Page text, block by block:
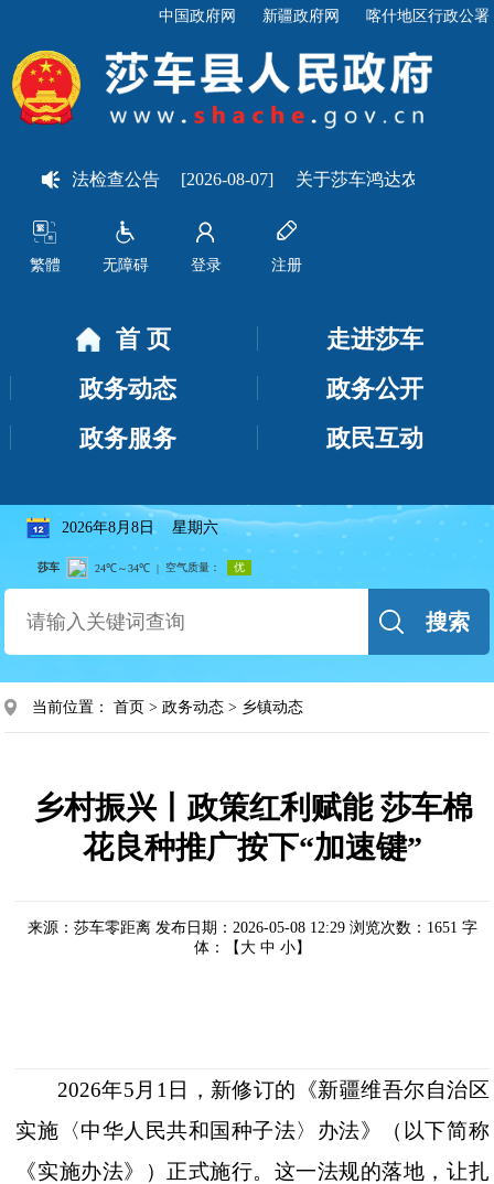
中国政府网 新疆政府网 喀什地区行政公署
执法检查公告 [2026-08-07] 关于莎车鸿达农业有限责任
繁體 无障碍 登录 注册
首 页
走进莎车
政务动态
政务公开
政务服务
政民互动
2026年8月8日 星期六
搜索
当前位置：首页 >政务动态 > 乡镇动态
乡村振兴丨政策红利赋能 莎车棉
花良种推广按下“加速键”
来源：莎车零距离 发布日期：2026-05-08 12:29 浏览次数： 1651 字
体：【 大 中 小】
2026年5月1日，新修订的《新疆维吾尔自治区
实施〈中华人民共和国种子法〉办法》（以下简称
《实施办法》）正式施行。这一法规的落地，让扎